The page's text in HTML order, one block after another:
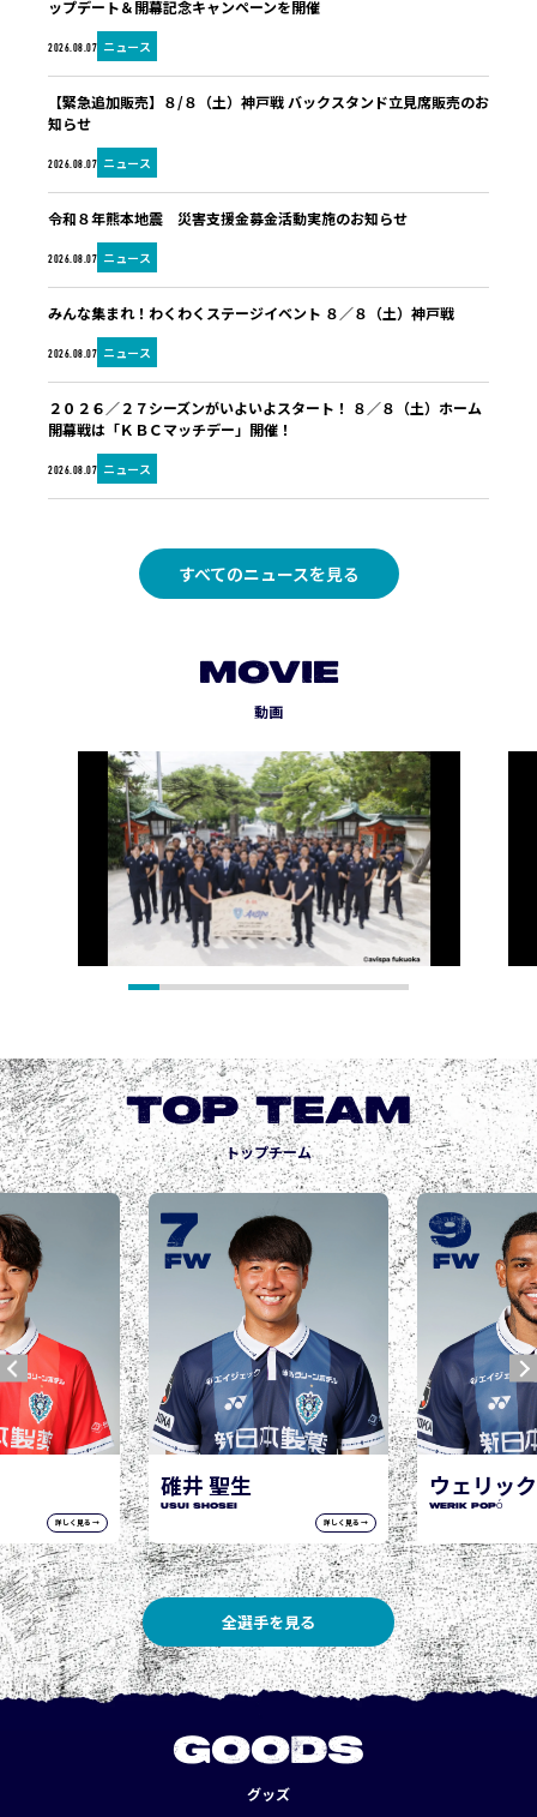
2026.08.07 ニュース
ップデート＆開幕記念キャンペーンを開催
2026.08.07 ニュース
【緊急追加販売】８/８（土）神戸戦 バックスタンド立見席販売のお
知らせ
2026.08.07 ニュース
令和８年熊本地震 災害支援金募金活動実施のお知らせ
2026.08.07 ニュース
みんな集まれ！わくわくステージイベント ８／８（土）神戸戦
2026.08.07 ニュース
２０２６／２７シーズンがいよいよスタート！ ８／８（土）ホーム
開幕戦は「ＫＢＣマッチデー」開催！
すべてのニュースを見る
MOVIE
動画
TOP TEAM
トップチーム
詳しく見る →
ウェリック ポポ
WERIK POPÓ
詳しく見る →
9
FW
城後 寿
JOGO Hisashi
10
FW
全選手を見る
GOODS
グッズ